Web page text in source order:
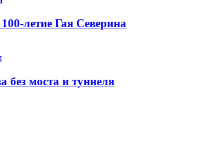
летие Гая Северина
без моста и туннеля